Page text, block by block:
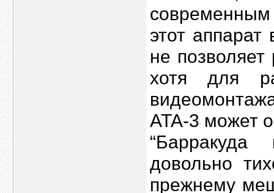
этот
не
хотя для
ATA-3 может
довольно
прежнему